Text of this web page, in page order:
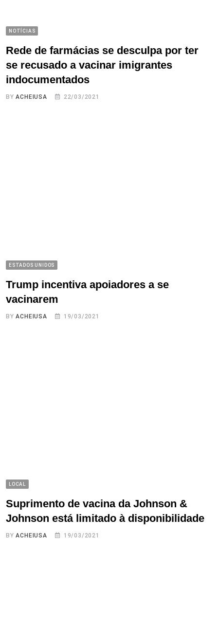
NOTÍCIAS
Rede de farmácias se desculpa por ter
se recusado a vacinar imigrantes
indocumentados
BYACHEIUSA 22/03/2021
ESTADOS UNIDOS
Trump incentiva apoiadores a se
vacinarem
BYACHEIUSA 19/03/2021
LOCAL
Suprimento de vacina da Johnson &
Johnson está limitado à disponibilidade
BYACHEIUSA 19/03/2021